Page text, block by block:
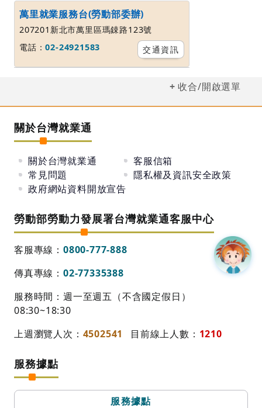
萬里就業服務台(勞動部委辦)
207201新北市萬里區瑪鋉路123號
電話：02-24921583 交通資訊
收合/開啟選單
關於台灣就業通
關於台灣就業通
客服信箱
常見問題
隱私權及資訊安全政策
政府網站資料開放宣告
勞動部勞動力發展署台灣就業通客服中心
客服專線： 0800-777-888
傳真專線： 02-77335388
服務時間：週一至週五（不含國定假日）
08:30~18:30
上週瀏覽人次： 4502541 目前線上人數： 1210
服務據點
服務據點